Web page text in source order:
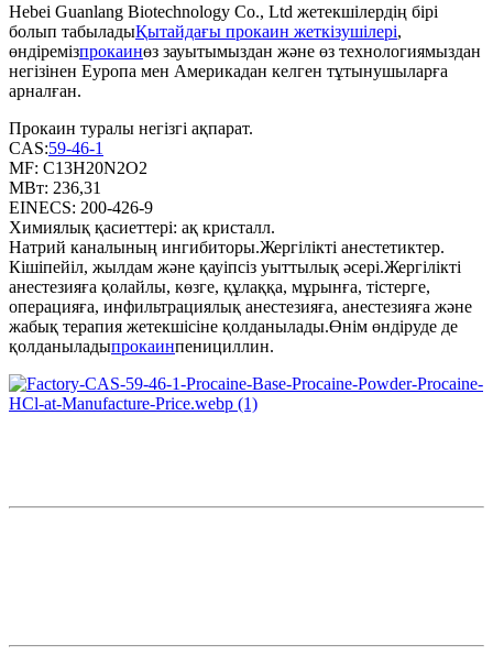
Hebei Guanlang Biotechnology Co., Ltd жетекшілердің бірі
болып табыладыҚытайдағы прокаин жеткізушілері,
өндіремізпрокаинөз зауытымыздан және өз технологиямыздан
негізінен Еуропа мен Америкадан келген тұтынушыларға
арналған.
Прокаин туралы негізгі ақпарат.
CAS:59-46-1
MF: C13H20N2O2
МВт: 236,31
EINECS: 200-426-9
Химиялық қасиеттері: ақ кристалл.
Натрий каналының ингибиторы.Жергілікті анестетиктер.
Кішіпейіл, жылдам және қауіпсіз уыттылық әсері.Жергілікті
анестезияға қолайлы, көзге, құлаққа, мұрынға, тістерге,
операцияға, инфильтрациялық анестезияға, анестезияға және
жабық терапия жетекшісіне қолданылады.Өнім өндіруде де
қолданыладыпрокаинпенициллин.